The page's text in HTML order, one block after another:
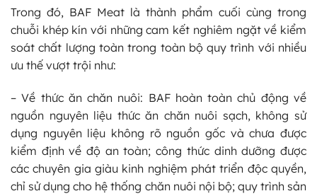
Trong đó, BAF Meat là thành phẩm cuối cùng trong
chuỗi khép kín với những cam kết nghiêm ngặt về kiểm
soát chất lượng toàn trong toàn bộ quy trình với nhiều
ưu thế vượt trội như:
– Về thức ăn chăn nuôi: BAF hoàn toàn chủ động về
nguồn nguyên liệu thức ăn chăn nuôi sạch, không sử
dụng nguyên liệu không rõ nguồn gốc và chưa được
kiểm định về độ an toàn; công thức dinh dưỡng được
các chuyên gia giàu kinh nghiệm phát triển độc quyền,
chỉ sử dụng cho hệ thống chăn nuôi nội bộ; quy trình sản